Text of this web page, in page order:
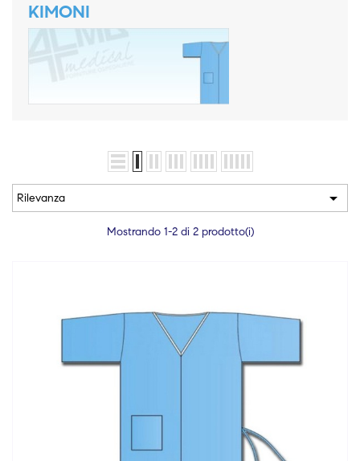
KIMONI
Rilevanza 
Mostrando 1-2 di 2 prodotto(i)